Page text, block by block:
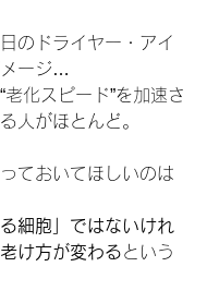
のドライヤー・アイ
ージ…
老化スピード”を加速さ
人がほとんど。
ておいてほしいのは
細胞」ではないけれ
け方が変わるという